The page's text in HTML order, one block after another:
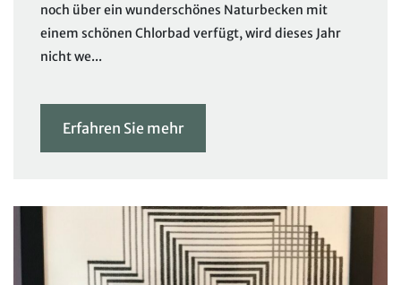
noch über ein wunderschönes Naturbecken mit
einem schönen Chlorbad verfügt, wird dieses Jahr
nicht we...
Erfahren Sie mehr